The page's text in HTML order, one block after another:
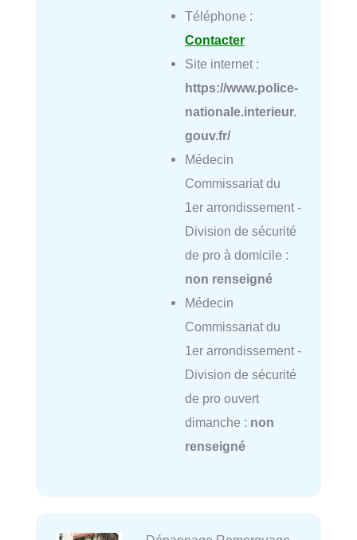
Téléphone :
Contacter
Site internet :
https://www.police-
nationale.interieur.
gouv.fr/
Médecin
Commissariat du
1er arrondissement -
Division de sécurité
de pro à domicile :
non renseigné
Médecin
Commissariat du
1er arrondissement -
Division de sécurité
de pro ouvert
dimanche : non
renseigné